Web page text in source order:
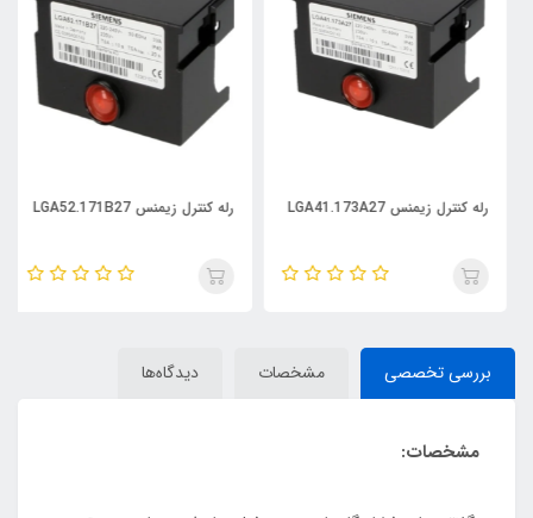
رله کنترل زیمنس LGA41.173A27 رله کنترل زیمنس LGA52.171B27
بررسی تخصصی مشخصات دیدگاه‌ها
مشخصات: